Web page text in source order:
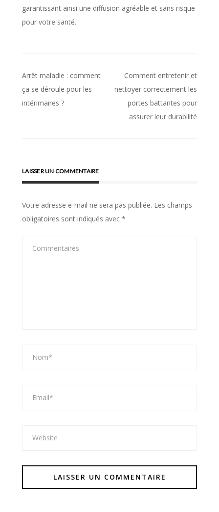
garantissant ainsi une diffusion agréable et sans risque
pour votre santé.
Navigation
de
Arrêt maladie : comment
ça se déroule pour les
intérimaires ?
Comment entretenir et
nettoyer correctement les
portes battantes pour
assurer leur durabilité
LAISSER UN COMMENTAIRE
Votre adresse e-mail ne sera pas publiée. Les champs
obligatoires sont indiqués avec *